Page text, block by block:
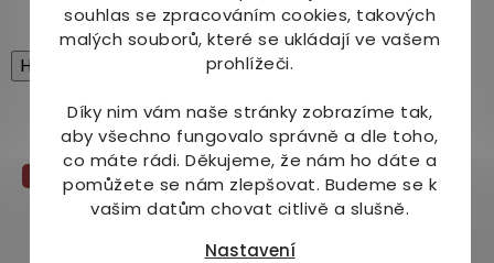
souhlas se zpracováním cookies, takových
malých souborů, které se ukládají ve vašem
prohlížeči.
Díky nim vám naše stránky zobrazíme tak,
aby všechno fungovalo správně a dle toho,
co máte rádi. Děkujeme, že nám ho dáte a
pomůžete se nám zlepšovat. Budeme se k
vašim datům chovat citlivě a slušně.
Nastavení
High-contrast mode
Mohlo by Vás zajímat
Více za méně